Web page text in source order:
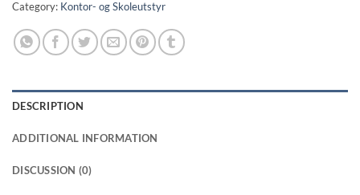
Category: Kontor- og Skoleutstyr
DESCRIPTION
ADDITIONAL INFORMATION
DISCUSSION (0)